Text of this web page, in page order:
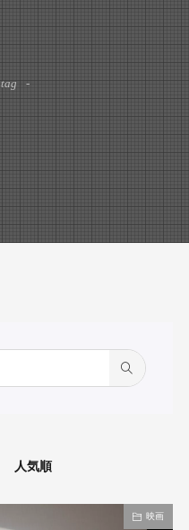
tag
人気順
映画